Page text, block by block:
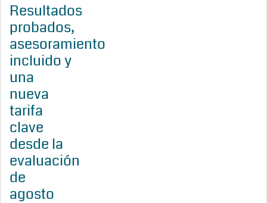
Resultados
probados,
asesoramiento
incluido y
una
nueva
tarifa
clave
desde la
evaluación
de
agosto